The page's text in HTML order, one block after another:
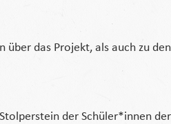
das Projekt, als auch zu
der Schüler*innen